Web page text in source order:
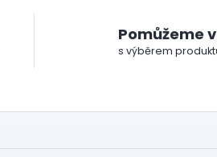
Pomůžeme
s výběrem